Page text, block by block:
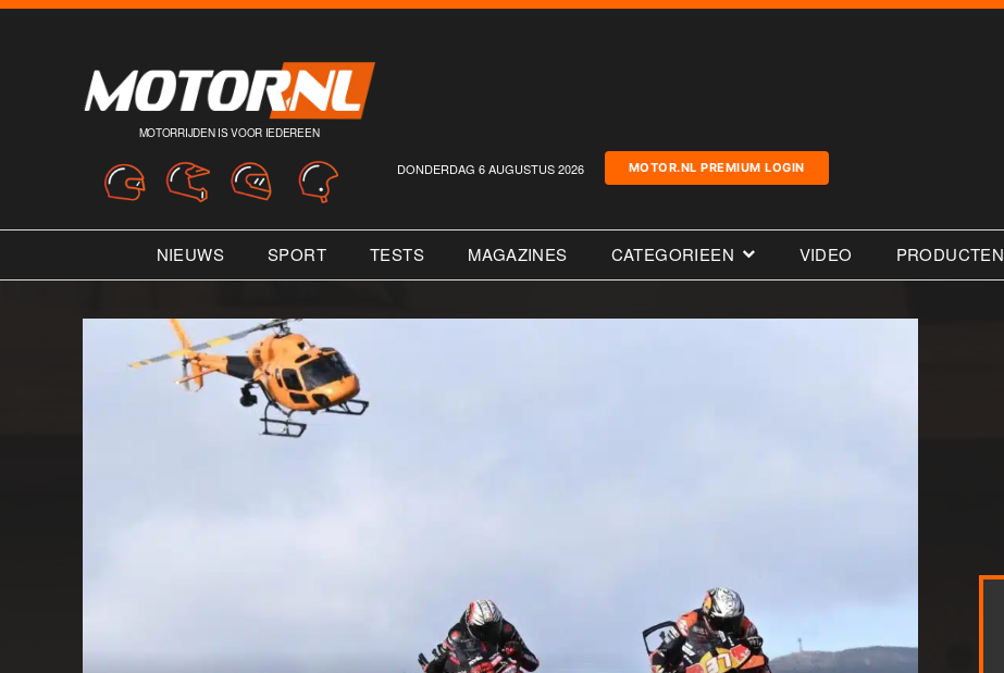
MOTORRIJDEN IS VOOR IEDEREEN
DONDERDAG 6 AUGUSTUS 2026 MOTOR.NL PREMIUM LOGIN
NIEUWS SPORT TESTS MAGAZINES CATEGORIEEN VIDEO PRODUCTEN